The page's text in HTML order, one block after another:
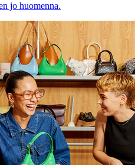
jo huomenna.